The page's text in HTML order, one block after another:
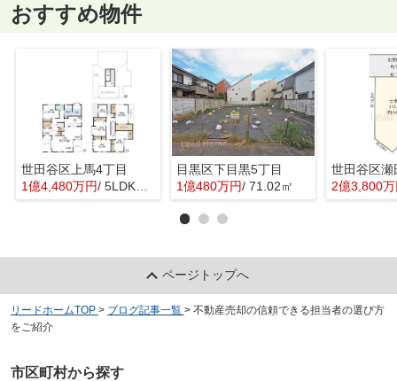
おすすめ物件
世田谷区上馬4丁目
1億4,480万円/ 5LDK＋1S(納戸)
目黒区下目黒5丁目
1億480万円/ 71.02㎡
世田谷区瀬
2億3,800
ページトップへ
リードホームTOP > ブログ記事一覧 > 不動産売却の信頼できる担当者の選び方
をご紹介
市区町村から探す